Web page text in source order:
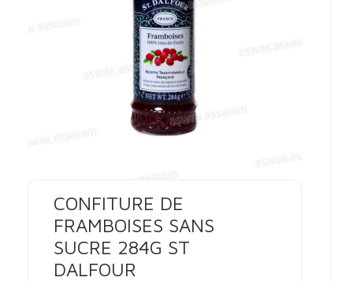
CONFITURE DE
FRAMBOISES SANS
SUCRE 284G ST
DALFOUR